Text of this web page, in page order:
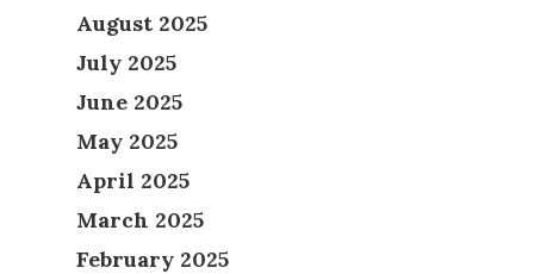
August 2025
July 2025
June 2025
May 2025
April 2025
March 2025
February 2025